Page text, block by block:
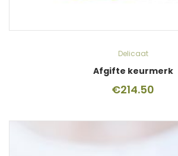
Delicaat
Afgifte keurmerk
€214.50